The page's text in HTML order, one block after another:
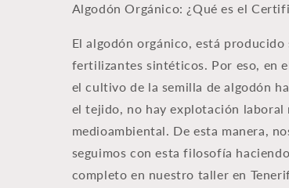
Algodón Orgánico: ¿Qué es el
El algodón orgánico, está
fertilizantes sintéticos. Por eso, en
el cultivo de la semilla de algodón
el tejido, no hay explotación laboral
medioambiental. De esta manera,
seguimos con esta filosofía
completo en nuestro taller en